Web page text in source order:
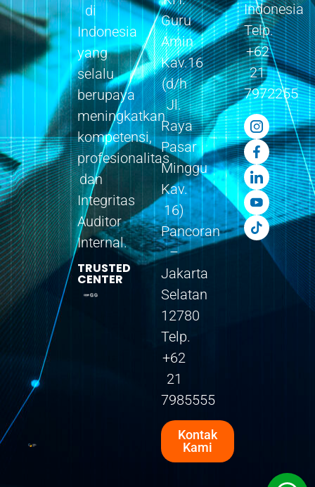
di
Indonesia
yang
selalu
berupaya
meningkatkan
kompetensi,
profesionalitas
dan
Integritas
Auditor
Internal.
TRUSTED
CENTER
Guru
Amin
Kav.16
(d/h
Jl.
Raya
Pasar
Minggu
Kav.
16)
Pancoran
–
Jakarta
Selatan
12780
Telp.
+62
21
7985555
Kontak
Kami
Indonesia
Telp.
+62
21
7972255